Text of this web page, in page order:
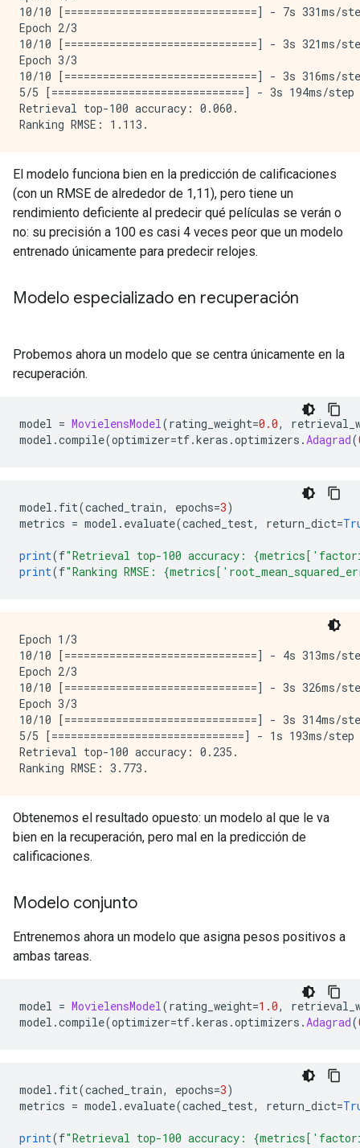
10/10 [==============================] - 7s
Epoch 2/3
10/10 [==============================] - 3s
Epoch 3/3
10/10 [==============================] - 3s
5/5 [==============================] - 3s
Retrieval top-100 accuracy: 0.060.
El modelo funciona bien en la predicción de calificaciones
(con un RMSE de alrededor de 1,11), pero tiene un
rendimiento deficiente al predecir qué películas se verán o
no: su precisión a 100 es casi 4 veces peor que un modelo
entrenado únicamente para predecir relojes.
Modelo especializado en recuperación
Probemos ahora un modelo que se centra únicamente en la
recuperación.
model = MovielensModel(rating_weight=0.0,
model .compile(optimizer=tf.keras .optimizers .Adagrad(
model . fit(cached_train, epochs=3)
metrics = model . evaluate(cached_test, return_dict=
print(f"Retrieval top-100 accuracy:
print(f"Ranking RMSE:
Epoch 1/3
10/10 [==============================] - 4s
Epoch 2/3
10/10 [==============================] - 3s
Epoch 3/3
10/10 [==============================] - 3s
5/5 [==============================] - 1s
Retrieval top-100 accuracy: 0.235.
Obtenemos el resultado opuesto: un modelo al que le va
bien en la recuperación, pero mal en la predicción de
calificaciones.
Modelo conjunto
Entrenemos ahora un modelo que asigna pesos positivos a
ambas tareas.
model = MovielensModel(rating_weight=1.0,
model .compile(optimizer=tf.keras .optimizers .Adagrad(
model . fit(cached_train, epochs=3)
metrics = model . evaluate(cached_test, return_dict=
print(f"Retrieval top-100 accuracy: